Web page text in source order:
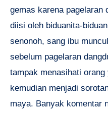
gemas karena pagelaran
diisi oleh biduanita-
senonoh, sang ibu
sebelum pagelaran
tampak menasihati
kemudian menjadi
maya. Banyak komentar